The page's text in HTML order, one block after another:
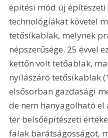
építési mód új
technológiákat követel
tetősíkablak, melynek
népszerűsége. 25 évvel
kettőn volt tetőablak,
nyílászáró tetősíkablak
elsősorban gazdasági
de nem hanyagolható
tér belsőépítészeti
falak barátságosságot,